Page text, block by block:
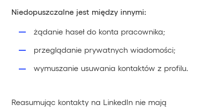
Niedopuszczalne jest między innymi:
żądanie haseł do konta pracownika;
przeglądanie prywatnych wiadomości;
wymuszanie usuwania kontaktów z profilu.
Reasumując kontakty na LinkedIn nie mają